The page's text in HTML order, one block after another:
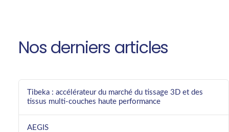
Nos derniers articles
Tibeka : accélérateur du marché du tissage 3D et des
tissus multi-couches haute performance
AEGIS